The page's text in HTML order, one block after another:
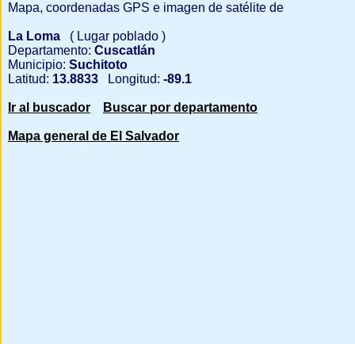
Mapa, coordenadas GPS e imagen de satélite de
La Loma
( Lugar poblado )
Departamento: Cuscatlán
Municipio: Suchitoto
Latitud: 13.8833 Longitud: -89.1
Ir al buscador Buscar por departamento
Mapa general de El Salvador